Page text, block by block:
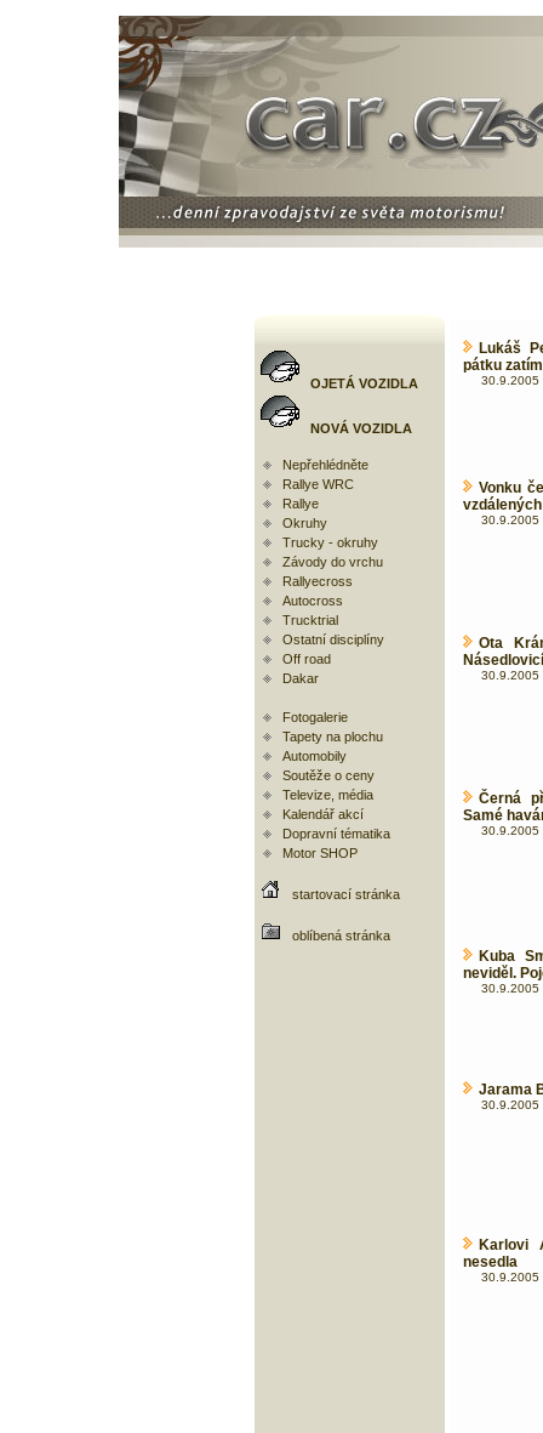
OJETÁ VOZIDLA
NOVÁ VOZIDLA
Nepřehlédněte
Rallye WRC
Rallye
Okruhy
Trucky - okruhy
Závody do vrchu
Rallyecross
Autocross
Trucktrial
Ostatní disciplíny
Off road
Dakar
Fotogalerie
Tapety na plochu
Automobily
Soutěže o ceny
Televize, média
Kalendář akcí
Dopravní tématika
Motor SHOP
startovací stránka
oblíbená stránka
Lukáš
pátku
30.9.2005
Vonku
30.9.2005
Ota
30.9.2005
Černá
Samé
30.9.2005
Kuba
neviděl.
30.9.2005
Jarama
30.9.2005
Karlovi
nesedla
30.9.2005